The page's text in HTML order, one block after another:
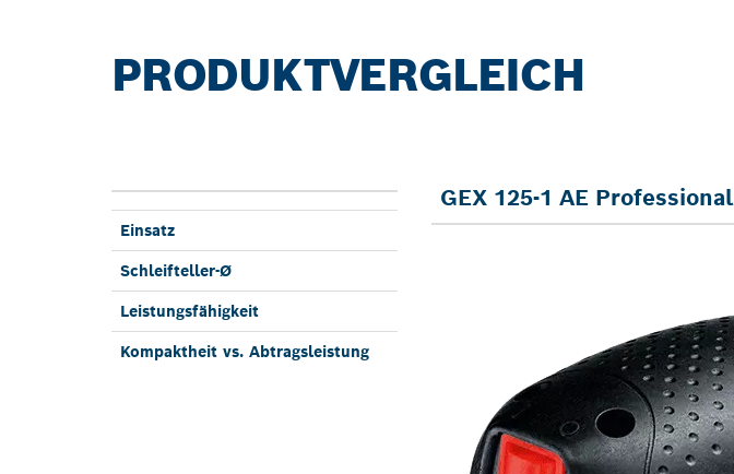
PRODUKTVERGLEICH
Einsatz
Schleif­teller-Ø
Leistungs­fähig­keit
Kom­pakt­heit vs. Abtrags­leistung
GEX 125-1 AE Professional